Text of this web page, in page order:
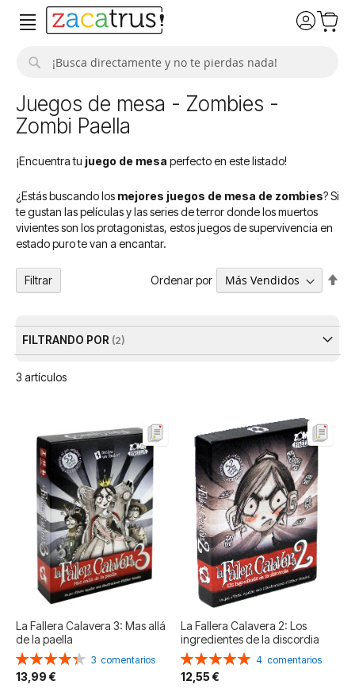
Juegos de mesa - Zombies -
Zombi Paella
¡Encuentra tu juego de mesa perfecto en este listado!
¿Estás buscando los mejores juegos de mesa de zombies? Si
te gustan las películas y las series de terror donde los muertos
vivientes son los protagonistas, estos juegos de supervivencia en
estado puro te van a encantar.
3 artículos
Ordenar por
La Fallera Calavera 3: Mas allá
de la paella
Valoración:
87%
3 comentarios
13,99 €
La Fallera Calavera 2: Los
ingredientes de la discordia
Valoración:
100%
4 comentarios
12,55 €
Filtrar
FILTRANDO POR